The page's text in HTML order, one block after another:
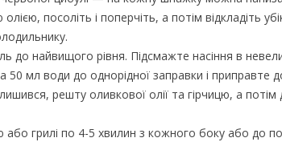
посоліть і поперчіть, а потім відкладіть
до найвищого рівня. Підсмажте насіння в
мл води до однорідної заправки і приправте
решту оливкової олії та гірчицю, а
грилі по 4-5 хвилин з кожного боку або до